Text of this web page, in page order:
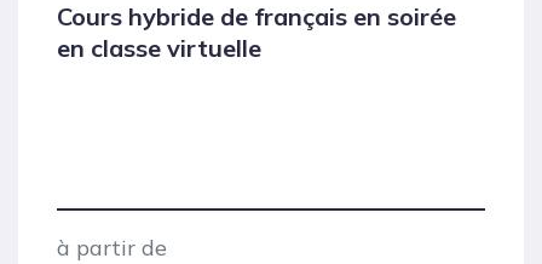
Cours hybride de français en soirée
en classe virtuelle
à partir de